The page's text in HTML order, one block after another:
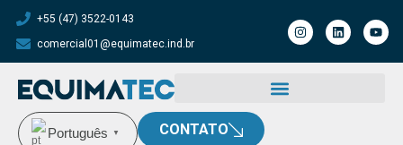
+55 (47) 3522-0143
comercial01@equimatec.ind.br
Português ▼ CONTATO